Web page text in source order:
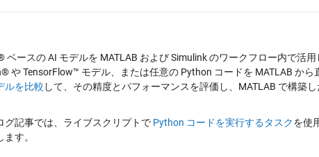
ベースの AI モデルを MATLAB および Simulink のワークフロー内で活
や TensorFlow™ モデル、または任意の Python コードを MATLAB から
ルを比較 して、その精度とパフォーマンスを評価し、MATLAB で構築
グ記事では、ライブスクリプトで Python コードを実行するタスクを使
す。